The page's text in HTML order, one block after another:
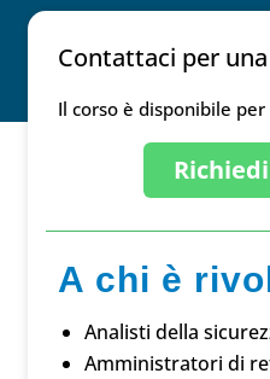
Contattaci per
Il corso è disponibile
A chi è
Analisti della
Amministratori di